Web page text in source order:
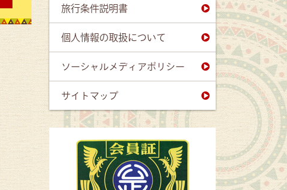
旅行条件説明書
個人情報の取扱について
ソーシャルメディアポリシー
サイトマップ